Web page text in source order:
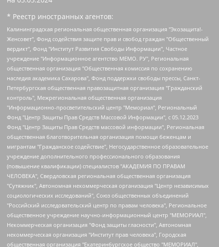
* Реестр иностранных агентов:
Калининградская региональная общественная организация "Экозащита!-Женсовет", Фонд содействия защите прав и свобод граждан "Общественный вердикт", Фонд "Институт Развития Свободы Информации", Частное учреждение "Информационное агентство МЕМО. РУ", Региональная общественная организация "Общественная комиссия по сохранению наследия академика Сахарова", Фонд поддержки свободы прессы, Санкт-Петербургская общественная правозащитная организация "Гражданский контроль", Межрегиональная общественная организация "Информационно-просветительский центр "Мемориал", Региональный Фонд "Центр Защиты Прав Средств Массовой Информации", с 05.12.2023 Фонд "Центр Защиты Прав Средств массовой информации", Региональная общественная благотворительная организация помощи беженцам и мигрантам "Гражданское содействие", Негосударственное образовательное учреждение дополнительного профессионального образования (повышение квалификации) специалистов "АКАДЕМИЯ ПО ПРАВАМ ЧЕЛОВЕКА", Свердловская региональная общественная организация "Сутяжник", Автономная некоммерческая организация "Центр независимых социологических исследований", Союз общественных объединений "Российский исследовательский центр по правам человека", Региональное общественное учреждение научно-информационный центр "МЕМОРИАЛ", Некоммерческая организация "Фонд защиты гласности", Автономная некоммерческая организация "Институт прав человека", Городская общественная организация "Екатеринбургское общество "МЕМОРИАЛ", Городская общественная организация "Рязанское историко-просветительское и правозащитное общество "Мемориал" (Рязанский Мемориал), Челябинский региональный орган общественной самодеятельности – женское общественное объединение "Женщины Евразии", Челябинский региональный орган общественной самодеятельности "Уральская правозащитная группа", Фонд содействия защите здоровья и социальной справедливости имени Андрея Рылькова, Автономная Некоммерческая Организация "Аналитический Центр Юрия Левады", Автономная некоммерческая организация социальной поддержки населения "Проект Апрель", Региональная общественная организация помощи женщинам и детям, находящимся в кризисной ситуации "Информационно-методический центр "Анна", Фонд содействия развитию массовых коммуникаций и правовому просвещению "Так-так-Так", Фонд содействия устойчивому развитию "Серебряная тайга", Свердловский региональный общественный фонд социальных проектов "Новое время", "Idel.Реалии", Кавказ.Реалии, Крым.Реалии, Телеканал Настоящее Время, Татаро-башкирская служба Радио Свобода (Azatliq Radiosi), Радио Свободная Европа/Радио Свобода (PCE/PC), "Сибирь.Реалии", "Фактограф", Благотворительный фонд помощи осужденным и их семьям, Автономная некоммерческая организация "Институт глобализации и социальных движений", Фонд "В защиту прав заключенных", Частное учреждение "Центр поддержки и содействия развитию средств массовой информации", Пензенский региональный общественный благотворительный фонд "Гражданский союз", "Север.Реалии", Некоммерческая организация Фонд "Правовая инициатива", Общество с ограниченной ответственностью "Радио Свободная Европа/Радио Свобода", Чешское информационное агентство "MEDIUM-ORIENT", Красноярская региональная общественная организация "Мы против СПИДа", Камалягин Денис Николаевич, Маркелов Сергей Евгеньевич, Пономарев Лев Александрович, Савицкая Людмила Алексеевна, Автономная некоммерческая организация "Центр по работе с проблемой насилия "НАСИЛИЮ.НЕТ", Межрегиональный профессиональный союз работников здравоохранения "Альянс врачей", Юридическое лицо, зарегистрированное в Латвийской Республике, SIA "Medusa Project" (регистрационный номер 40103797863, дата регистрации 10.06.2014), Некоммерческая организация "Фонд по борьбе с коррупцией", Автономная некоммерческая организация "Институт права и публичной политики", Баданин Роман Сергеевич, Гликин Максим Александрович, Железнова Мария Михайловна, Лукьянова Юлия Сергеевна, Маетная Елизавета Витальевна, Маняхин Петр Борисович, Чуракова Ольга Владимировна, Ярош Юлия Петровна, Юридическое лицо "The Insider SIA", зарегистрированное в Риге, Латвийская Республика (дата регистрации 26.06.2015), являющееся администратором доменного имени интернет-издания "The Insider SIA", https://theins.ru, Постернак Алексей Евгеньевич, Рубин Михаил Аркадьевич, Анин Роман Александрович, Юридическое лицо Istories fonds, зарегистрированное в Латвийской Республике (регистрационный номер 50008295751, дата регистрации 24.02.2020), Великовский Дмитрий Александрович, Долинина Ирина Николаевна, Мароховская Алеся Алексеевна, Шлейнов Роман Юрьевич, Шмагун Олеся Валентиновна, Общество с ограниченной ответственностью "Альтаир 2021", Общество с ограниченной ответственностью "Вега 2021", Общество с ограниченной ответственностью "Главный редактор 2021", Общество с ограниченной ответственностью "Ромашки монолит", Важенков Артем Валерьевич, Ивановская областная общественная организация "Центр гендерных исследований", Гурман Юрий Альбертович, Медиапроект "ОВД-Инфо", Егоров Владимир Владимирович, Жилинский Владимир Александрович, Общество с ограниченной ответственностью "ЗП", Иванова София Юрьевна, Карезина Инна Павловна, Кильтау Екатерина Викторовна, Петров Алексей Викторович, Пискунов Сергей Евгеньевич, Смирнов Сергей Сергеевич, Тихонов Михаил Сергеевич, Общество с ограниченной ответственностью "ЖУРНАЛИСТ-ИНОСТРАННЫЙ АГЕНТ", Арапова Галина Юрьевна, Вольтская Татьяна Анатольевна, Американская компания "Mason G.E.S. Anonymous Foundation" (США), являющаяся владельцем интернет-издания https://mnews.world/, Компания "Stichting Bellingcat", зарегистрированная в Нидерландах (дата регистрации 11.07.2018), Захаров Андрей Вячеславович, Клепиковская Екатерина Дмитриевна, Общество с ограниченной ответственностью "МЕМО", Перл Роман Александрович, Симонов Евгений Алексеевич, Соловьева Елена Анатольевна, Сотников Даниил Владимирович, Сурначева Елизавета Дмитриевна, Автономная некоммерческая организация по защите прав человека и информированию населения "Якутия – Наше Мнение", Общество с ограниченной ответственностью "Москоу диджитал медиа", с 26.01.2023 Общество с ограниченной ответственностью "Чайка Белые сады", Ветошкина Валерия Валерьевна, Заговора Максим Александрович, Межрегиональное общественное движение "Российская ЛГБТ - сеть", Оленичев Максим Владимирович, Павлов Иван Юрьевич, Скворцова Елена Сергеевна, Общество с ограниченной ответственностью "Как бы инагент", Кочетков Игорь Викторович, Общество с ограниченной ответственностью "Честные выборы", Еланчик Олег Александрович, Общество с ограниченной ответственностью "Нобелевский призыв", Гималова Регина Эмилевна, Григорьев Андрей Валерьевич, Григорьева Алина Александровна, Ассоциация по содействию защите прав призывников, альтернативнослужащих и военнослужащих "Правозащитная группа "Гражданин.Армия.Право", Хисамова Регина Фаритовна, Автономная некоммерческая организация по реализации социально-правовых программ "Лилит", Дальневосточное общественное движение "Маяк", Санкт-Петербургская ЛГБТ-инициативная группа "Выход", Инициативная группа ЛГБТ+ "Реверс", Алексеев Андрей Викторович, Бекбулатова Таисия Львовна, Беляев Иван Михайлович, Владыкина Елена Сергеевна, Гельман Марат Александрович, Никульшина Вероника Юрьевна, Толоконникова Надежда Андреевна, Шендерович Виктор Анатольевич, Общество с ограниченной ответственностью "Данное сообщение", Общество с ограниченной ответственностью Издательский дом "Новая глава", Айнбиндер Александра Александровна, Московский комьюнити-центр для ЛГБТ+инициатив, Благотворительный фонд развития филантропии, Deutsche Welle (Германия, Kurt-Schumacher-Strasse 3, 53113 Bonn), Борзунова Мария Михайловна, Воробьев Виктор Викторович, Голубева Анна Львовна, Константинова Алла Михайловна, Малкова Ирина Владимировна, Мурадов Мурад Абдулгалимович, Осетинская Елизавета Николаевна, Понасенков Евгений Николаевич, Ганапольский Матвей Юрьевич, Киселев Евгений Алексеевич, Борухович Ирина Григорьевна, Дремин Иван Тимофеевич, Дубровский Дмитрий Викторович, Красноярская региональная общественная организация поддержки и развития альтернативных образовательных технологий и межкультурных коммуникаций "ИНТЕРРА", Маяковская Екатерина Алексеевна, Фейгин Марк Захарович, Филимонов Андрей Викторович, Дзугкоева Регина Николаевна, Доброхотов Роман Александрович, Дудь Юрий Александрович, Елкин Сергей Владимирович, Кругликов Кирилл Игоревич, Сабунаева Мария Леонидовна, Семенов Алексей Владимирович, Шаинян Карен Багратович, Шульман Екатерина Михайловна, Асафьев Артур Валерьевич, Вахштайн Виктор Семенович, Венедиктов Алексей Алексеевич, Лушникова Екатерина Евгеньевна, Волков Леонид Михайлович, Невзоров Александр Глебович, Пархоменко Сергей Борисович, Сироткин Ярослав Николаевич, Кара-Мурза Владимир Владимирович, Баранова Наталья Владимировна, Гозман Леонид Яковлевич, Кагарлицкий Борис Юльевич, Климарев Михаил Валерьевич, Милов Владимир Станиславович, Автономная некоммерческая организация Краснодарский центр современного искусства "Типография", Моргенштерн Алишер Тагирович, Соболь Любовь Эдуардовна, Общество с ограниченной ответственностью "ЛИЗА НОРМ", Каспаров Гарри Кимович, Ходорковский Михаил Борисович, Общество с ограниченной ответственностью "Апрельские тезисы", Данилович Ирина Брониславовна, Кашин Олег Владимирович, Петров Николай Владимирович, Пивоваров Алексей Владимирович, Соколов Михаил Владимирович, Цветкова Юлия Владимировна, Чичваркин Евгений Александрович, Комитет против пыток/Команда против пыток, Общество с ограниченной ответственностью "Первый научный", Общество с ограниченной ответственностью "Вертолет и ко", Белоцерковская Вероника Борисовна, Кац Максим Евгеньевич, Лазарева Татьяна Юрьевна, Шаведдинов Руслан Табризович, Яшин Илья Валерьевич, Общество с ограниченной ответственностью "Иноагент ААВ", Алешковский Дмитрий Петрович, Альбац Евгения Марковна, Быков Дмитрий Львович, Галямина Юлия Евгеньевна, Лойко Сергей Леонидович, Мартынов Кирилл Константинович, Медведев Сергей Александрович, Крашенинников Федор Геннадиевич, Гордеева Катерина Вл